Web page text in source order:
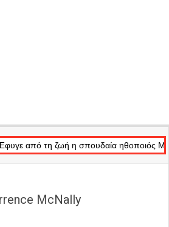
τη ζωή η σπουδαία ηθοποιός Μάρω
McNally